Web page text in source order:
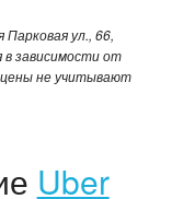
Парковая ул., 66,
в зависимости от
цены не учитывают
Uber